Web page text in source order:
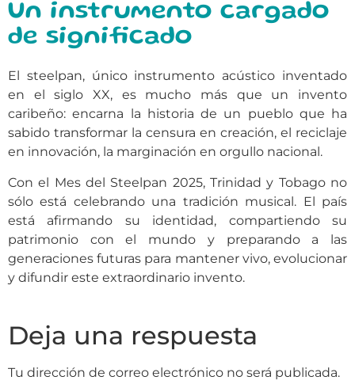
Un instrumento cargado
de significado
El steelpan, único instrumento acústico inventado
en el siglo XX, es mucho más que un invento
caribeño: encarna la historia de un pueblo que ha
sabido transformar la censura en creación, el reciclaje
en innovación, la marginación en orgullo nacional.
Con el Mes del Steelpan 2025, Trinidad y Tobago no
sólo está celebrando una tradición musical. El país
está afirmando su identidad, compartiendo su
patrimonio con el mundo y preparando a las
generaciones futuras para mantener vivo, evolucionar
y difundir este extraordinario invento.
Deja una respuesta
Tu dirección de correo electrónico no será publicada.